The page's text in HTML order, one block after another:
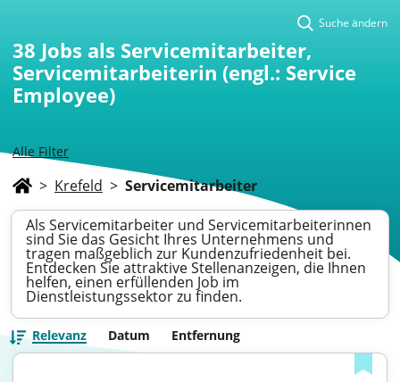
Alle Filter
Suche ändern
38 Jobs als Servicemitarbeiter,
Servicemitarbeiterin (engl.: Service
Employee)
> Krefeld > Servicemitarbeiter
Als Servicemitarbeiter und Servicemitarbeiterinnen
sind Sie das Gesicht Ihres Unternehmens und
tragen maßgeblich zur Kundenzufriedenheit bei.
Entdecken Sie attraktive Stellenanzeigen, die Ihnen
helfen, einen erfüllenden Job im
Dienstleistungssektor zu finden.
Relevanz Datum Entfernung